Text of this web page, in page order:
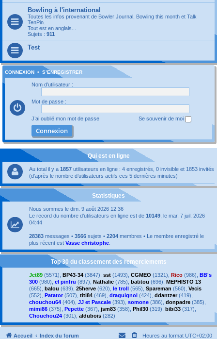
Bowling à l'international
Toutes les infos provenant de Bowler Journal, Bowling this month et Talk
TenPin.
Tout est en anglais...
Sujets : 911
Test
CONNEXION • S’ENREGISTRER
Nom d’utilisateur :
Mot de passe :
J’ai oublié mon mot de passe Se souvenir de moi
Qui est en ligne
Au total il y a 1857 utilisateurs en ligne : 4 enregistrés, 0 invisible et 1853 invités
(d’après le nombre d’utilisateurs actifs ces 5 dernières minutes)
Statistiques
Nous sommes le dim. 9 août 2026 12:36
Le record du nombre d’utilisateurs en ligne est de 10149 , le mar. 7 juil. 2026
04:44
28383 messages • 3566 sujets • 2204 membres • Le membre enregistré le
plus récent est Vasse christophe
Top 30 du classement des remerciements
Jct89 (5571), BP43-34 (3847), sst (1493), CGMEO (1321), Rico (986), BB's
300 (980), el pinfru (897), Nathalie (785), batitou (696), MEPHISTO 13
(665), balou (639), 25herve (620), le troll (565), Spareman (560), Vecis
(552), Patator (507), titi84 (469), draguignol (424), ddantzer(419),
chouchou64 (404), JJ et Pascale (393), somone (386), donpadre (385),
mimi86 (375), Pepette (367), jsm83 (358), Phil30 (319), bibi33 (317),
Chouchou24 (301), aldubois (282)
Accueil Index du forum Heures au format UTC+02:00